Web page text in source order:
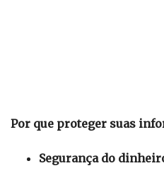
Por que proteger suas
Segurança do